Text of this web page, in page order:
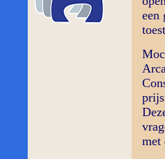
een
met